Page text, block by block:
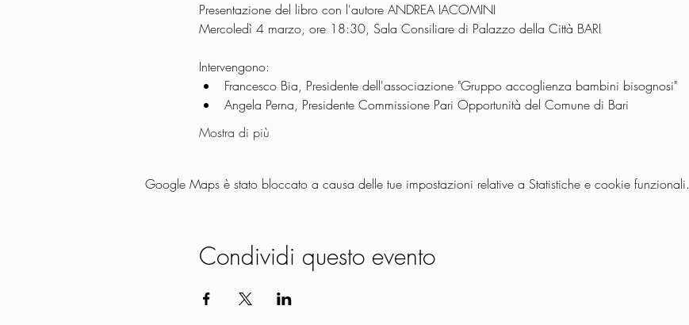
Presentazione del libro con l'autore ANDREA IACOMINI
Mercoledì 4 marzo, ore 18:30, Sala Consiliare di Palazzo della Città BARI
Intervengono:
Francesco Bia, Presidente dell'associazione "Gruppo accoglienza bambini bisognosi"
Angela Perna, Presidente Commissione Pari Opportunità del Comune di Bari
Mostra di più
Google Maps è stato bloccato a causa delle tue impostazioni relative a Statistiche e cookie funzionali.
Condividi questo evento